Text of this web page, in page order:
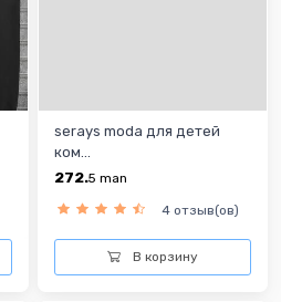
serays moda для детей
ком...
272.5 man
4 отзыв(ов)
В корзину